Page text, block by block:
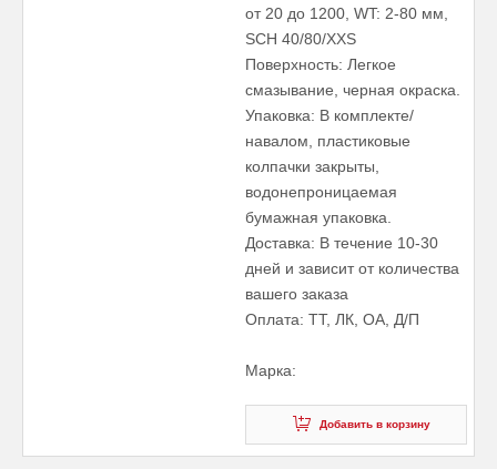
от 20 до 1200, WT: 2-80 мм,
SCH 40/80/XXS
Поверхность: Легкое
смазывание, черная окраска.
Упаковка: В комплекте/
навалом, пластиковые
колпачки закрыты,
водонепроницаемая
бумажная упаковка.
Доставка: В течение 10-30
дней и зависит от количества
вашего заказа
Оплата: ТТ, ЛК, ОА, Д/П
Марка:
Добавить в корзину